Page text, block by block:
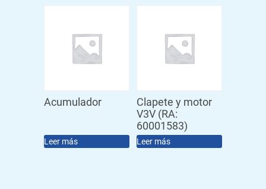
Acumulador
Leer más
Clapete y motor
V3V (RA:
60001583)
Leer más